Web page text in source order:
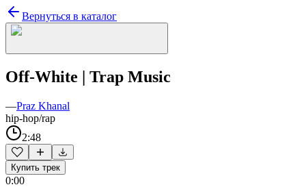
Вернуться в каталог
Off-White | Trap Music
—Praz Khanal
hip-hop/rap
2:48
Купить трек
0:00